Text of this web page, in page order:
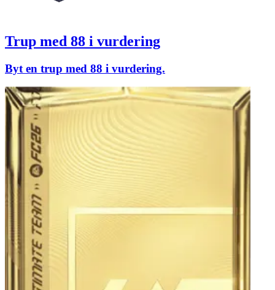
Trup med 88 i vurdering
Byt en trup med 88 i vurdering.